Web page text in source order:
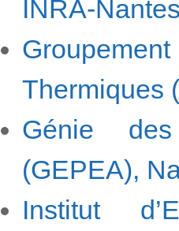
INRA-Nantes
Thermiques
Génie des
(GEPEA),
Institut